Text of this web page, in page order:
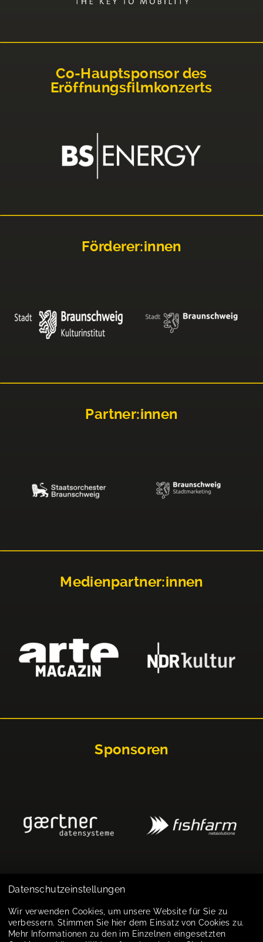
Co-Hauptsponsor des
Eröffnungsfilmkonzerts
Förderer:innen
Partner:innen
Medienpartner:innen
Sponsoren
Impressum
Datenschutz
Datenschutzeinstellungen
Wir verwenden Cookies, um unsere Website für Sie zu
verbessern. Stimmen Sie hier dem Einsatz von Cookies zu.
Mehr Informationen zu den im Einzelnen eingesetzten